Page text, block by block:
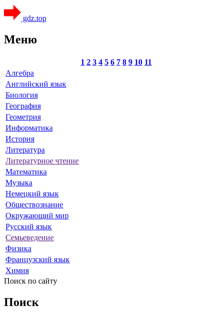
gdz.top
Меню
1 2 3 4 5 6 7 8 9 10 11
Алгебра
Английский язык
Биология
География
Геометрия
Информатика
История
Литература
Литературное чтение
Математика
Музыка
Немецкий язык
Обществознание
Окружающий мир
Русский язык
Семьеведение
Физика
Французский язык
Химия
Поиск по сайту
Поиск